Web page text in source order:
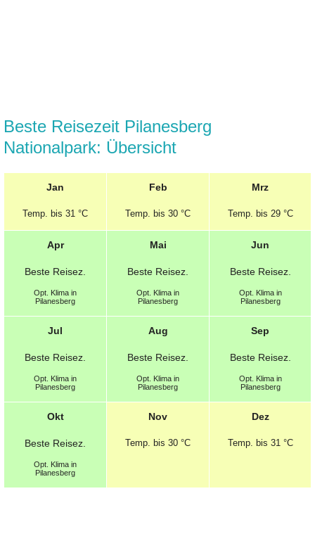
Beste Reisezeit Pilanesberg
Nationalpark: Übersicht
Jan
Temp. bis 31 °C
Feb
Temp. bis 30 °C
Mrz
Temp. bis 29 °C
Apr
Beste Reisez.
Opt. Klima in
Pilanesberg
Mai
Beste Reisez.
Opt. Klima in
Pilanesberg
Jun
Beste Reisez.
Opt. Klima in
Pilanesberg
Jul
Beste Reisez.
Opt. Klima in
Pilanesberg
Aug
Beste Reisez.
Opt. Klima in
Pilanesberg
Sep
Beste Reisez.
Opt. Klima in
Pilanesberg
Okt
Beste Reisez.
Opt. Klima in
Pilanesberg
Nov
Temp. bis 30 °C
Dez
Temp. bis 31 °C